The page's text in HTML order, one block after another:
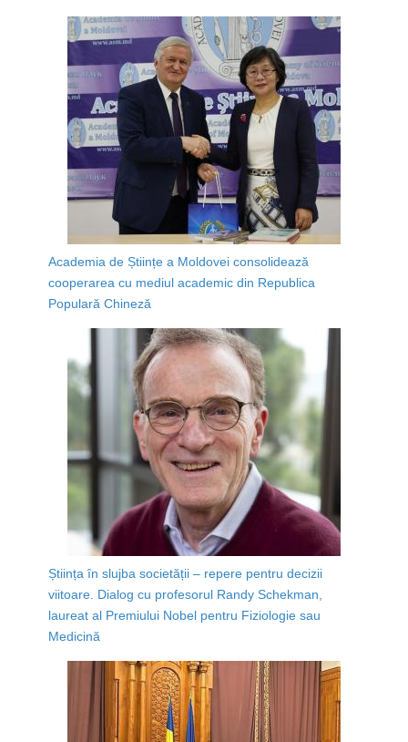
Academia de Științe a Moldovei consolidează
cooperarea cu mediul academic din Republica
Populară Chineză
Știința în slujba societății – repere pentru decizii
viitoare. Dialog cu profesorul Randy Schekman,
laureat al Premiului Nobel pentru Fiziologie sau
Medicină